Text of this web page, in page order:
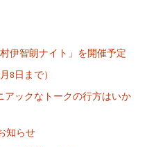
伊智朗ナイト」を開催予定
8日まで）
ックなトークの行方はいか
知らせ